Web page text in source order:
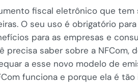
fiscal eletrônico que tem
O seu uso é obrigatório
para as empresas e
precisa saber sobre a NFCom,
a esse novo modelo de
funciona e porque ela é